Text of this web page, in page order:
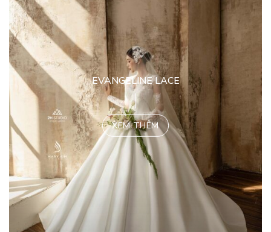
EVANGELINE LACE
XEM THÊM